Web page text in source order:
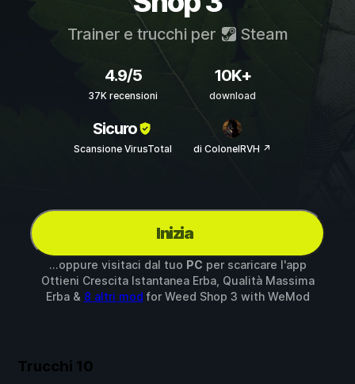
Trainer e trucchi per Steam
4.9/5
37K recensioni
10K+
download
Sicuro
Scansione VirusTotal di ColonelRVH ↗
Inizia
...oppure visitaci dal tuo PC per scaricare l'app
Ottieni Crescita Istantanea Erba, Qualità Massima
Erba & 8 altri mod for Weed Shop 3 with WeMod
Trucchi 10